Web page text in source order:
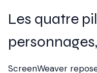
Les quatre
ScreenWeaver